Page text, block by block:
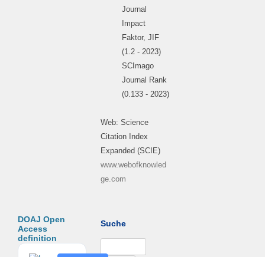
Journal
Impact
Faktor, JIF
(1.2 - 2023)
SCImago
Journal Rank
(0.133 - 2023)
Web: Science
Citation Index
Expanded (SCIE)
www.webofknowled
ge.com
DOAJ Open
Access
definition
Suche